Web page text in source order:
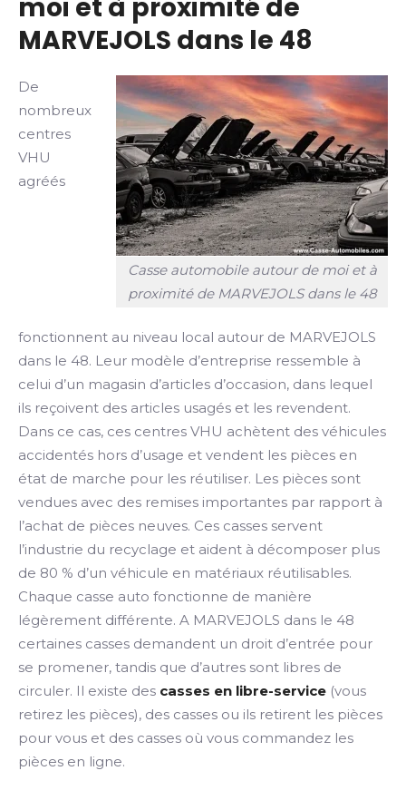
moi et à proximité de
MARVEJOLS dans le 48
Casse automobile autour de moi et à
proximité de MARVEJOLS dans le 48
De
nombreux
centres
VHU
agréés
fonctionnent au niveau local autour de MARVEJOLS
dans le 48. Leur modèle d’entreprise ressemble à
celui d’un magasin d’articles d’occasion, dans lequel
ils reçoivent des articles usagés et les revendent.
Dans ce cas, ces centres VHU achètent des véhicules
accidentés hors d’usage et vendent les pièces en
état de marche pour les réutiliser. Les pièces sont
vendues avec des remises importantes par rapport à
l’achat de pièces neuves. Ces casses servent
l’industrie du recyclage et aident à décomposer plus
de 80 % d’un véhicule en matériaux réutilisables.
Chaque casse auto fonctionne de manière
légèrement différente. A MARVEJOLS dans le 48
certaines casses demandent un droit d’entrée pour
se promener, tandis que d’autres sont libres de
circuler. Il existe des casses en libre-service (vous
retirez les pièces), des casses ou ils retirent les pièces
pour vous et des casses où vous commandez les
pièces en ligne.